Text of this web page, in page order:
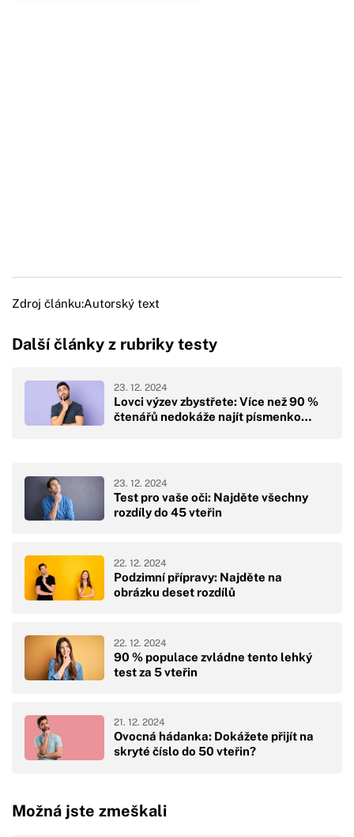
Zdroj článku:Autorský text
Další články z rubriky testy
Lovci výzev zbystřete: Více než 90 %
čtenářů nedokáže najít písmenko…
23. 12. 2024
Test pro vaše oči: Najděte všechny
rozdíly do 45 vteřin
23. 12. 2024
Podzimní přípravy: Najděte na
obrázku deset rozdílů
22. 12. 2024
90 % populace zvládne tento lehký
test za 5 vteřin
22. 12. 2024
Ovocná hádanka: Dokážete přijít na
skryté číslo do 50 vteřin?
21. 12. 2024
Možná jste zmeškali